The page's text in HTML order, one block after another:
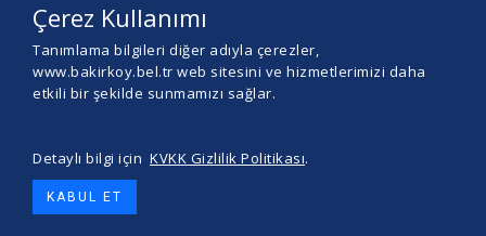
© 2026 BAKIRKÖY BELEDİYESİ -
Çerez Kullanımı
Tanımlama bilgileri diğer adıyla çerezler,
www.bakirkoy.bel.tr web sitesini ve hizmetlerimizi daha
etkili bir şekilde sunmamızı sağlar.
Detaylı bilgi için KVKK Gizlilik Politikası.
KABUL ET